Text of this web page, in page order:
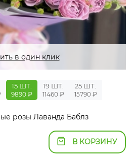
в один клик
15 ШТ.
9890 ₽
19 ШТ.
11460 ₽
25 ШТ.
15790 ₽
розы Лаванда Баблз
В КОРЗИНУ